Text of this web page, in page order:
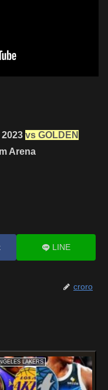
vs GOLDEN
Arena
LINE
croro
LAKERS